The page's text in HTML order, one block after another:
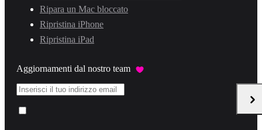
Ripara un Mac bloccato
Ripristina iPhone
Ripristina iPad
Aggiornamenti dal nostro team